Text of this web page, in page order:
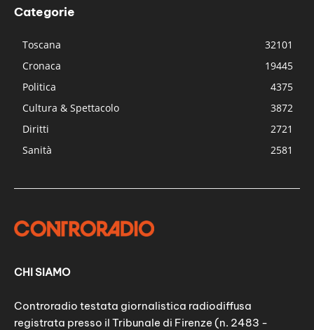
Categorie
Toscana
32101
Cronaca
19445
Politica
4375
Cultura & Spettacolo
3872
Diritti
2721
Sanità
2581
CHI SIAMO
Controradio testata giornalistica radiodiffusa
registrata presso il Tribunale di Firenze (n. 2483 -